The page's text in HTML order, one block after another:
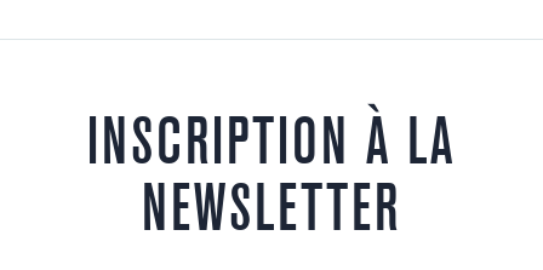
INSCRIPTION À LA
NEWSLETTER